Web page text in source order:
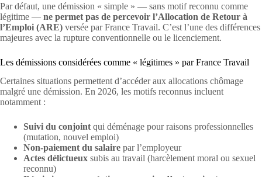
Par défaut, une démission « simple » — sans motif reconnu comme
légitime — ne permet pas de percevoir l’Allocation de Retour à
l’Emploi (ARE) versée par France Travail. C’est l’une des différences
majeures avec la rupture conventionnelle ou le licenciement.
Les démissions considérées comme « légitimes » par France Travail
Certaines situations permettent d’accéder aux allocations chômage
malgré une démission. En 2026, les motifs reconnus incluent
notamment :
Suivi du conjointqui déménage pour raisons professionnelles
(mutation, nouvel emploi)
Non-paiement du salaire par l’employeur
Actes délictueux subis au travail (harcèlement moral ou sexuel
reconnu)